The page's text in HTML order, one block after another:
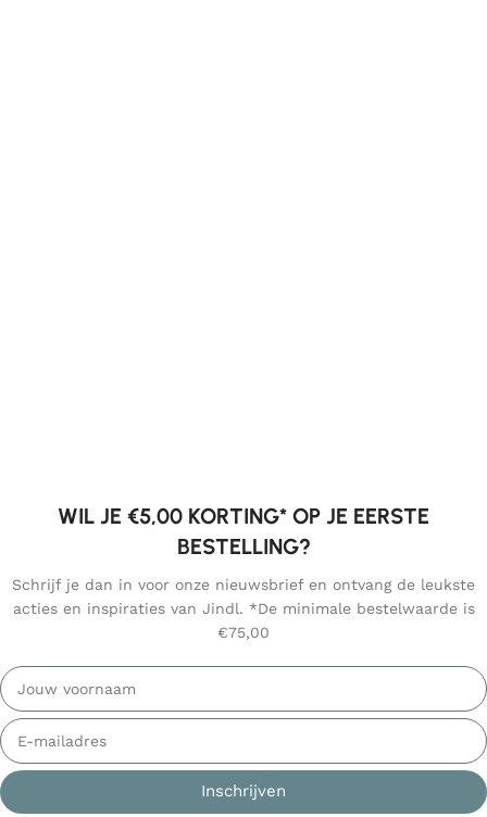
WIL JE €5,00 KORTING* OP JE EERSTE
BESTELLING?
Schrijf je dan in voor onze nieuwsbrief en ontvang de leukste
acties en inspiraties van Jindl. *De minimale bestelwaarde is
€75,00
Inschrijven